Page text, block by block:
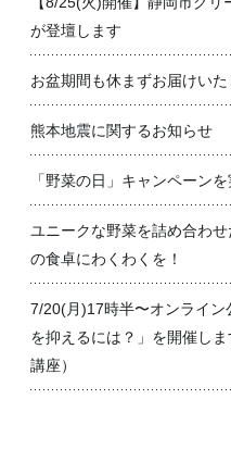
が登壇します
お盆期間も休まずお届けいた
熊本地震に関するお知らせ
「野菜の日」キャンペーンを
ユニークな野菜を詰め合わ
の食卓にわくわくを！
7/20(月)17時半〜オンライン
を抑えるには？」を開催し
講座）